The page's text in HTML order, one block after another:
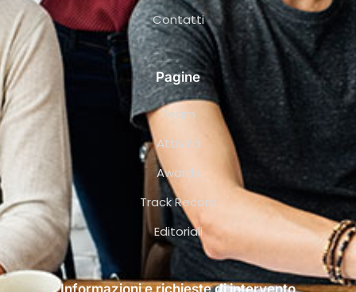
Contatti
Pagine
Team
Attività
Awards
Track Record
Editoriali